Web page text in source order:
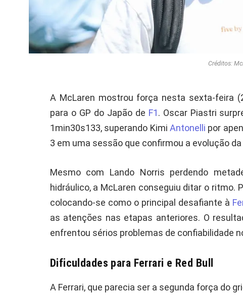
Créditos:
A McLaren mostrou força nesta sexta-feira
para o GP do Japão de F1. Oscar Piastri
1min30s133, superando Kimi Antonelli por
3 em uma sessão que confirmou a evolução da
Mesmo com Lando Norris perdendo
hidráulico, a McLaren conseguiu ditar o ritmo.
colocando-se como o principal desafiante à
as atenções nas etapas anteriores. O
enfrentou sérios problemas de confiabilidade
Dificuldades para Ferrari e Red Bull
A Ferrari, que parecia ser a segunda força do